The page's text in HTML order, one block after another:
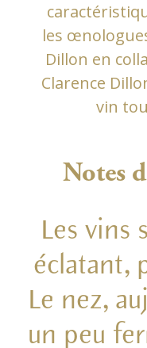
les
Dillon en
Clarence
vin
Notes
Les vins
éclatant,
Le nez,
un peu